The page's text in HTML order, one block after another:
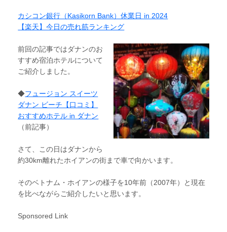
カシコン銀行（Kasikorn Bank）休業日 in 2024
【楽天】今日の売れ筋ランキング
前回の記事ではダナンのお
すすめ宿泊ホテルについて
ご紹介しました。
◆フュージョン スイーツ
ダナン ビーチ【口コミ】
おすすめホテル in ダナン
（前記事）
さて、この日はダナンから
約30km離れたホイアンの街まで車で向かいます。
そのベトナム・ホイアンの様子を10年前（2007年）と現在
を比べながらご紹介したいと思います。
Sponsored Link